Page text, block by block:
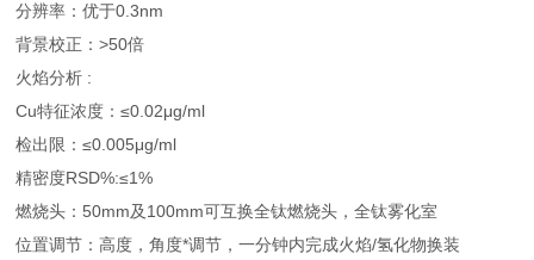
分辨率：优于0.3nm
背景校正：>50倍
火焰分析 :
Cu特征浓度：≤0.02μg/ml
检出限：≤0.005μg/ml
精密度RSD%:≤1%
燃烧头：50mm及100mm可互换全钛燃烧头，全钛雾化室
位置调节：高度，角度*调节，一分钟内完成火焰/氢化物换装